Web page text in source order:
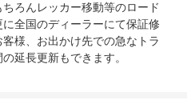
ろんレッカー移動等のロード
全国のディーラーにて保証修
様、お出かけ先での急なトラ
延長更新もできます。